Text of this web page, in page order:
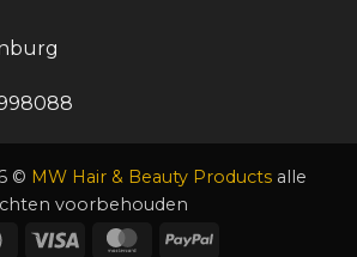
© MW Hair & Beauty Productsalle
voorbehouden
IDeal
Visa MasterCardPayPal